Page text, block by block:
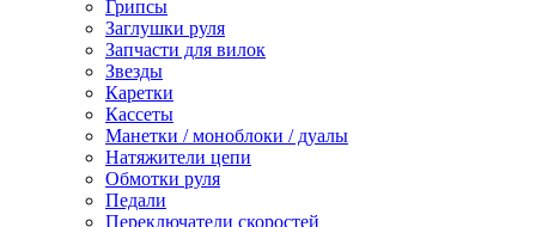
Грипсы
Заглушки руля
Запчасти для вилок
Звезды
Каретки
Кассеты
Манетки / моноблоки / дуалы
Натяжители цепи
Обмотки руля
Педали
Переключатели скоростей